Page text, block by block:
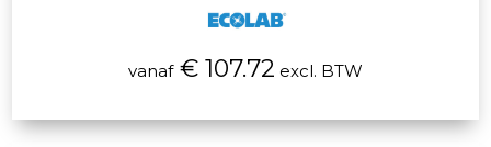
vanaf€ 107.72 excl. BTW